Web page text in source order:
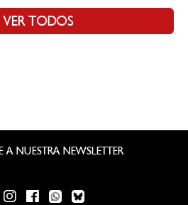
TODOS
A NUESTRA NEWSLETTER